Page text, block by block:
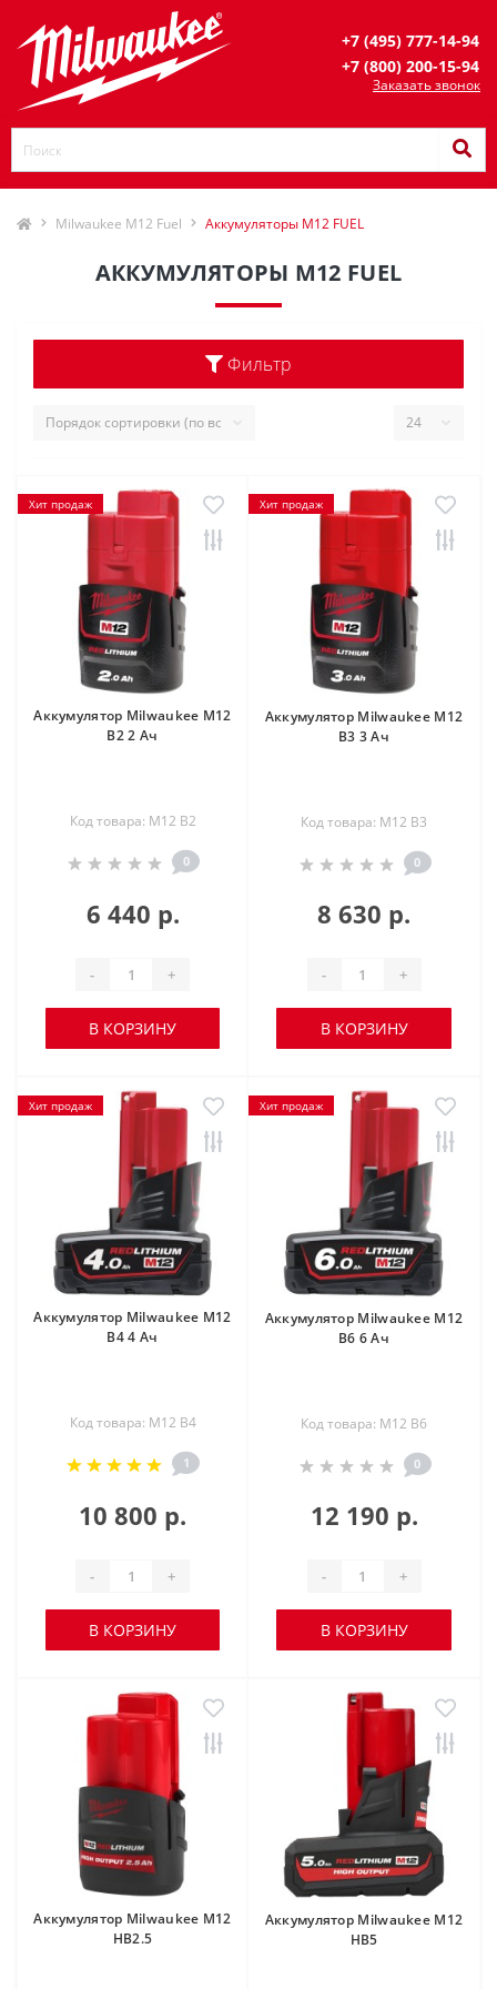
+7 (495) 777-14-94
+7 (800) 200-15-94
Заказать звонок
Milwaukee M12 Fuel Аккумуляторы M12 FUEL
АККУМУЛЯТОРЫ M12 FUEL
Фильтр
Хит продаж
Аккумулятор Milwaukee M12
B2 2 Ач
Код товара: M12 B2
0
6 440 р.
- +
В КОРЗИНУ
Хит продаж
Аккумулятор Milwaukee M12
B3 3 Ач
Код товара: M12 B3
0
8 630 р.
- +
В КОРЗИНУ
Хит продаж
Аккумулятор Milwaukee M12
B4 4 Ач
Код товара: M12 B4
1
10 800 р.
- +
В КОРЗИНУ
Хит продаж
Аккумулятор Milwaukee M12
B6 6 Ач
Код товара: M12 B6
0
12 190 р.
- +
В КОРЗИНУ
Аккумулятор Milwaukee M12
HB2.5
Аккумулятор Milwaukee M12
HB5